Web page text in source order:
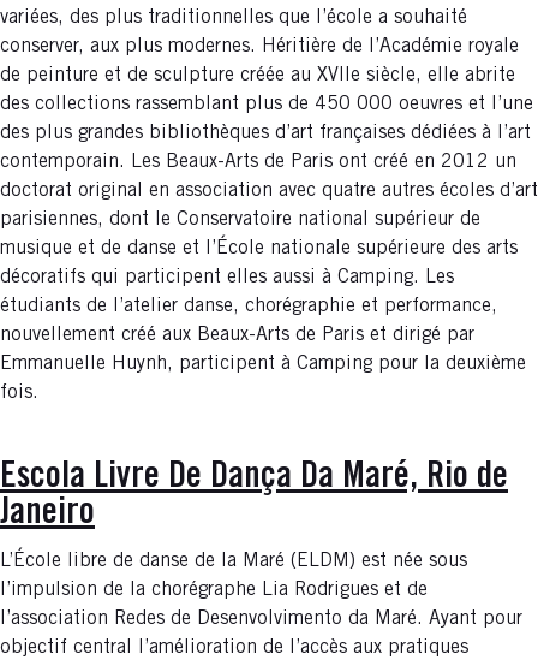
variées, des plus traditionnelles que l’école a souhaité
conserver, aux plus modernes. Héritière de l’Académie royale
de peinture et de sculpture créée au XVIIe siècle, elle abrite
des collections rassemblant plus de 450 000 oeuvres et l’une
des plus grandes bibliothèques d’art françaises dédiées à l’art
contemporain. Les Beaux-Arts de Paris ont créé en 2012 un
doctorat original en association avec quatre autres écoles d’art
parisiennes, dont le Conservatoire national supérieur de
musique et de danse et l’École nationale supérieure des arts
décoratifs qui participent elles aussi à Camping. Les
étudiants de l’atelier danse, chorégraphie et performance,
nouvellement créé aux Beaux-Arts de Paris et dirigé par
Emmanuelle Huynh, participent à Camping pour la deuxième
fois.
Escola Livre De Dança Da Maré, Rio de
Janeiro
L’École libre de danse de la Maré (ELDM) est née sous
l’impulsion de la chorégraphe Lia Rodrigues et de
l’association Redes de Desenvolvimento da Maré. Ayant pour
objectif central l’amélioration de l’accès aux pratiques